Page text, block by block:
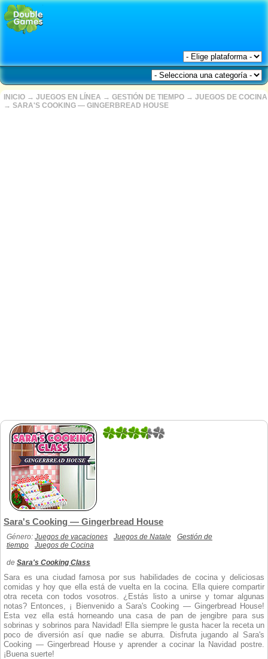
INICIO → JUEGOS EN LÍNEA → GESTIÓN DE TIEMPO → JUEGOS DE COCINA
→ SARA'S COOKING — GINGERBREAD HOUSE
3
Sara's Cooking — Gingerbread House
Género: Juegos de vacaciones Juegos de Natale
Gestión de
tiempo
Juegos de Cocina
de Sara's Cooking Class
Sara es una ciudad famosa por sus habilidades de cocina y deliciosas
comidas y hoy que ella está de vuelta en la cocina. Ella quiere compartir
otra receta con todos vosotros. ¿Estás listo a unirse y tomar algunas
notas? Entonces, ¡ Bienvenido a Sara's Cooking — Gingerbread House!
Esta vez ella está horneando una casa de pan de jengibre para sus
sobrinas y sobrinos para Navidad! Ella siempre le gusta hacer la receta un
poco de diversión así que nadie se aburra. Disfruta jugando al Sara's
Cooking — Gingerbread House y aprender a cocinar la Navidad postre.
¡Buena suerte!